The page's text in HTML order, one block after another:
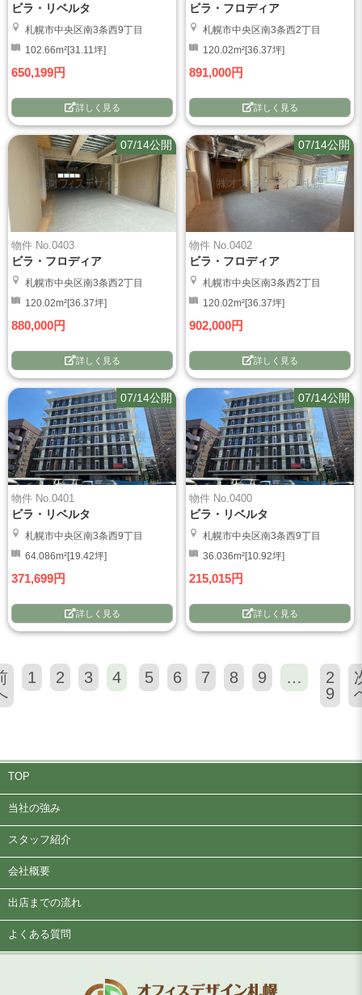
ビラ・リベルタ
札幌市中央区南3条西9丁目
102.66m²[31.11坪]
650,199円
詳しく見る
ビラ・フロディア
札幌市中央区南3条西2丁目
120.02m²[36.37坪]
891,000円
詳しく見る
07/14公開
物件 No.0403
ビラ・フロディア
札幌市中央区南3条西2丁目
120.02m²[36.37坪]
880,000円
詳しく見る
07/14公開
物件 No.0402
ビラ・フロディア
札幌市中央区南3条西2丁目
120.02m²[36.37坪]
902,000円
詳しく見る
07/14公開
物件 No.0401
ビラ・リベルタ
札幌市中央区南3条西9丁目
64.086m²[19.42坪]
371,699円
詳しく見る
07/14公開
物件 No.0400
ビラ・リベルタ
札幌市中央区南3条西9丁目
36.036m²[10.92坪]
215,015円
詳しく見る
1 2 3 4 5 6 7 8 9 …
2
9
TOP
当社の強み
スタッフ紹介
会社概要
出店までの流れ
よくある質問